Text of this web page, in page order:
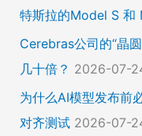
特斯拉的Model S 和
Cerebras公司的“晶
几十倍？ 2026-07-
为什么AI模型发布前
对齐测试 2026-07-